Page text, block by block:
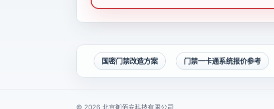
国密门禁改造方案 门禁一卡通系统报价参考
© 2026 北京御佰安科技有限公司